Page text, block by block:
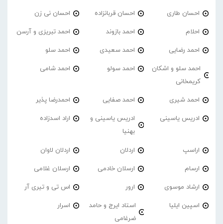
احسان طاری احسان قربانزاده احسان نی زن
احلام احمد بازوند احمد تبریزی و آرسن
احمد‌ رضایی احمد سعیدی احمد سلو
احمد سلو و اشکان
کریمخانی
احمد سولو احمد شامی
احمد شیری احمد صفایی احمدرضا پذیر
ادریس یاسینی
ادریس یاسینی و
بهنیا
اراد اسدزاده
اراسپ اردلان اردلان لاوان
ارسام ارسلان خادمی ارسلان غلامی
ارشاد موسوی ارور اس تی و تیری آر
اسپین ایلیا
استاد ایرج و حامد
ضرغامی
اسرار